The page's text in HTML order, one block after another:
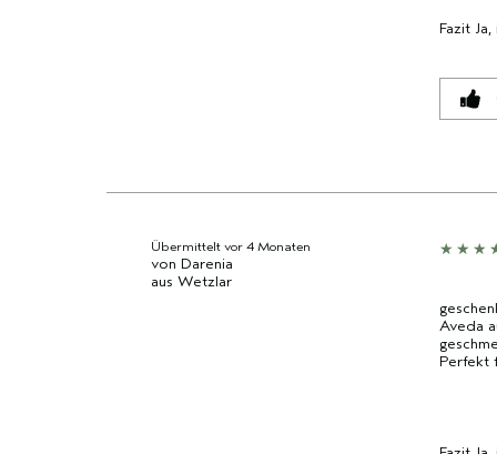
Fazit
Übermittelt vor 4 Monaten
von Darenia
aus Wetzlar
Aveda
Perfekt